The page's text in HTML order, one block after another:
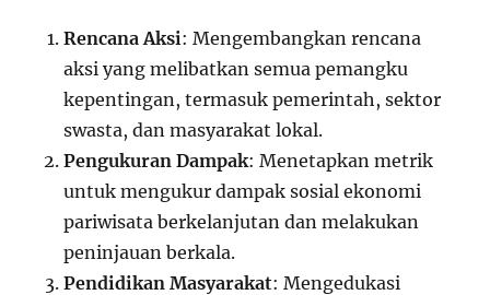
Rencana Aksi: Mengembangkan rencana
aksi yang melibatkan semua pemangku
kepentingan, termasuk pemerintah, sektor
swasta, dan masyarakat lokal.
Pengukuran Dampak: Menetapkan metrik
untuk mengukur dampak sosial ekonomi
pariwisata berkelanjutan dan melakukan
peninjauan berkala.
Pendidikan Masyarakat: Mengedukasi